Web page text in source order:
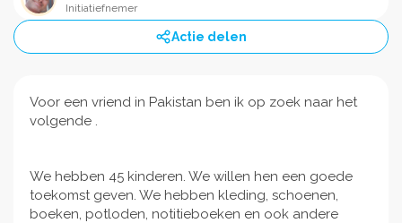
Initiatiefnemer
Actie delen
Voor een vriend in Pakistan ben ik op zoek naar het
volgende .
We hebben 45 kinderen. We willen hen een goede
toekomst geven. We hebben kleding, schoenen,
boeken, potloden, notitieboeken en ook andere